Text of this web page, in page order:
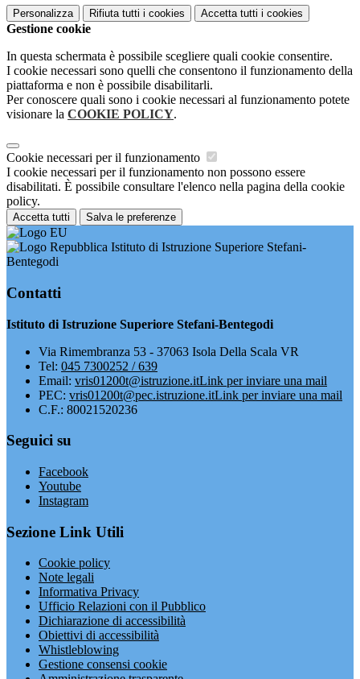
Personalizza Rifiuta tutti i cookies Accetta tutti i cookies
Gestione cookie
In questa schermata è possibile scegliere quali cookie consentire.
I cookie necessari sono quelli che consentono il funzionamento della
piattaforma e non è possibile disabilitarli.
Per conoscere quali sono i cookie necessari al funzionamento potete
visionare la COOKIE POLICY.
Cookie necessari per il funzionamento
I cookie necessari per il funzionamento non possono essere
disabilitati. È possibile consultare l'elenco nella pagina della cookie
policy.
Accetta tutti Salva le preferenze
Istituto di Istruzione Superiore Stefani-
Bentegodi
Contatti
Istituto di Istruzione Superiore Stefani-Bentegodi
Via Rimembranza 53 - 37063 Isola Della Scala VR
Tel: 045 7300252 / 639
Email: vris01200t@istruzione.itLink per inviare una mail
PEC: vris01200t@pec.istruzione.itLink per inviare una mail
C.F.: 80021520236
Seguici su
Facebook
Youtube
Instagram
Sezione Link Utili
Cookie policy
Note legali
Informativa Privacy
Ufficio Relazioni con il Pubblico
Dichiarazione di accessibilità
Obiettivi di accessibilità
Whistleblowing
Gestione consensi cookie